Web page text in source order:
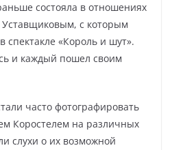
состояла в отношениях
с которым
спектакле «Король и шут».
и каждый пошел своим
часто фотографировать
Коростелем на различных
слухи о их возможной